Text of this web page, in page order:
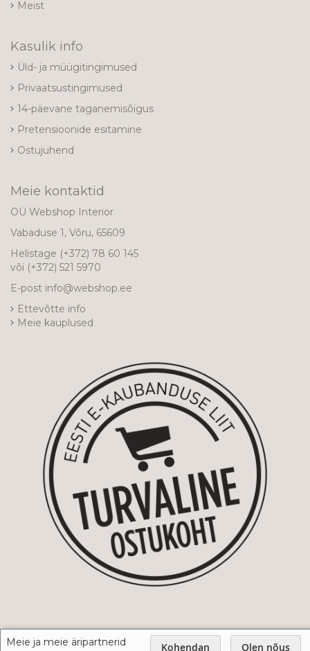
Meie ja meie äripartnerid
Kohendan Olen nõus
Meist
Kasulik info
Üld- ja müügitingimused
Privaatsustingimused
14-päevane taganemisõigus
Pretensioonide esitamine
Ostujuhend
Meie kontaktid
OÜ Webshop Interior
Vabaduse 1, Võru, 65609
Helistage (+372) 78 60 145
või (+372) 521 5970
E-post info@webshop.ee
Ettevõtte info
Meie kauplused